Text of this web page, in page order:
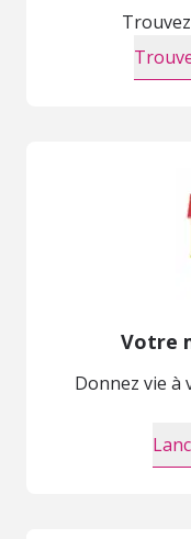
Votre
Donnez vie à